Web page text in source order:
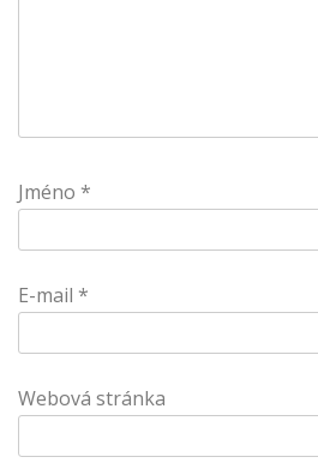
Jméno *
E-mail *
Webová stránka